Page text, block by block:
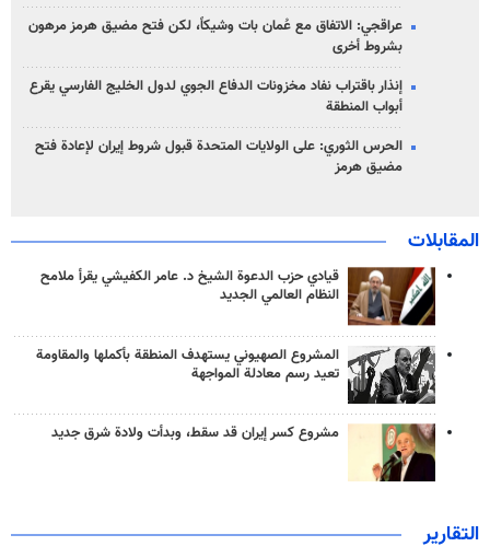
عراقجي: الاتفاق مع عُمان بات وشيكاً، لكن فتح مضيق هرمز مرهون
بشروط أخرى
إنذار باقتراب نفاد مخزونات الدفاع الجوي لدول الخليج الفارسي يقرع
أبواب المنطقة
الحرس الثوري: على الولايات المتحدة قبول شروط إيران لإعادة فتح
مضيق هرمز
المقابلات
قيادي حزب الدعوة الشيخ د. عامر الكفيشي يقرأ ملامح
النظام العالمي الجديد
المشروع الصهيوني يستهدف المنطقة بأكملها والمقاومة
تعيد رسم معادلة المواجهة
مشروع كسر إيران قد سقط، وبدأت ولادة شرق جديد
التقارير